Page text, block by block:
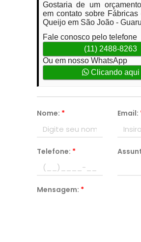
Gostaria de um
em contato sobre
Queijo em São João -
Fale conosco pelo telefone
(11) 2488-8263
Ou em nosso WhatsApp
Clicando aqui
Nome: * Email:
Telefone: *
Mensagem: *